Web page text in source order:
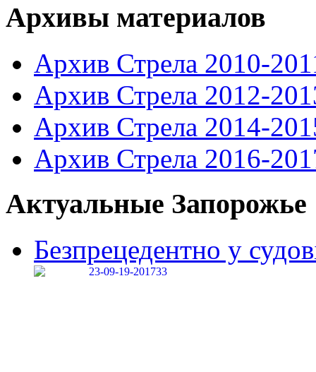
Архивы материалов
Архив Стрела 2010-
Архив Стрела 2012-
Архив Стрела 2014-
Архив Стрела 2016-
Актуальные Запорожье
Безпрецедентно у